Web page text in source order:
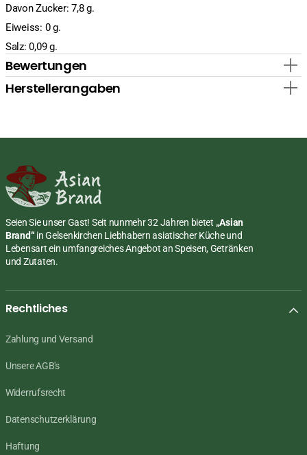
Davon Zucker: 7,8 g.
Eiweiss: 0 g.
Salz: 0,09 g.
Bewertungen
Herstellerangaben
Seien Sie unser Gast! Seit nunmehr 32 Jahren bietet „Asian
Brand“ in Gelsenkirchen Liebhabern asiatischer Küche und
Lebensart ein umfangreiches Angebot an Speisen, Getränken
und Zutaten.
Rechtliches
Zahlung und Versand
Unsere AGB's
Widerrufsrecht
Datenschutzerklärung
Haftung